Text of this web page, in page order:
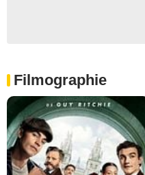
Filmographie